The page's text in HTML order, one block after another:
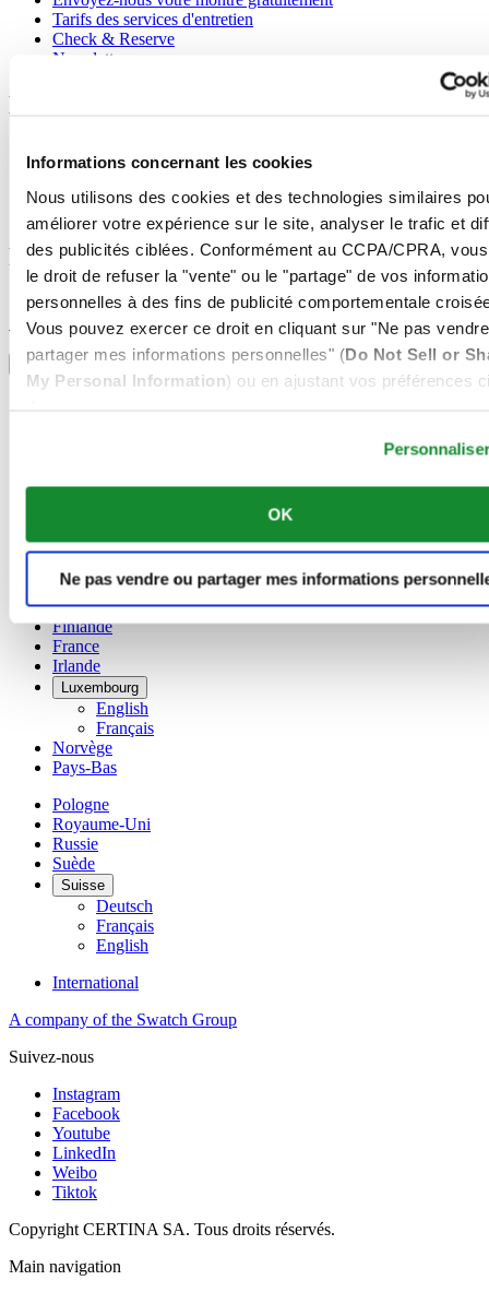
Informations concernant les cookies
Nous utilisons des cookies et des technologies similaires
améliorer votre expérience sur le site, analyser le trafic et
des publicités ciblées. Conformément au CCPA/CPRA,
le droit de refuser la "vente" ou le "partage" de vos
personnelles à des fins de publicité comportementale
Vous pouvez exercer ce droit en cliquant sur "Ne pas
partager mes informations personnelles" (Do Not Sell or
My Personal Information) ou en ajustant vos préférences
OK
Ne pas vendre ou partager mes informations
Tarifs des services d'entretien
Check & Reserve
Newsletter
Mentions légales
Déclaration de Confidentialité
Informations concernant les cookies
Rejoignez le club CERTINA
S'inscrire pour recevoir des informations exclusives
S'inscrire
Sélectionner un pays/une région
Sélecteur de langue
Français
简体中文
Danemark
Espagne
Finlande
France
Irlande
Luxembourg
English
Français
Norvège
Pays-Bas
Pologne
Royaume-Uni
Russie
Suède
Suisse
Deutsch
Français
English
International
A company of the Swatch Group
Suivez-nous
Instagram
Facebook
Youtube
LinkedIn
Weibo
Tiktok
Copyright CERTINA SA. Tous droits réservés.
Main navigation